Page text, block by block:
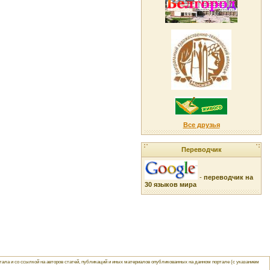
Все друзья
Переводчик
- переводчик на
30 языков мира
и со ссылкой на авторов статей, публикаций и иных материалов опубликованных на данном портале (с указанием